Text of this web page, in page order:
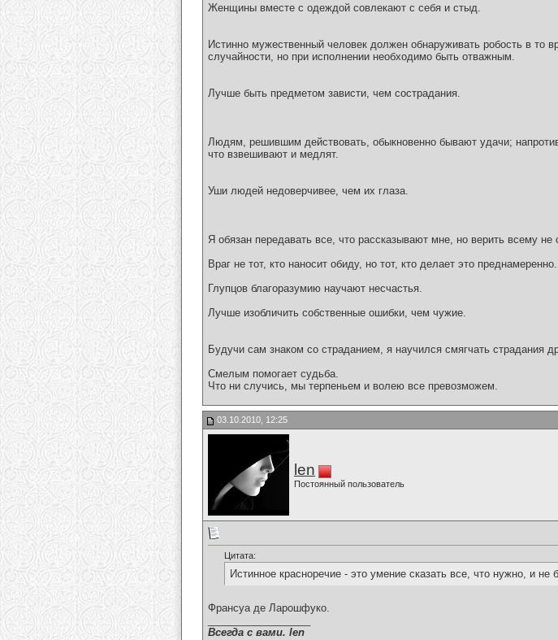
Женщины вместе с одеждой совлекают с себя и стыд.
Истинно мужественный человек должен обнаруживать робость в то
случайности, но при исполнении необходимо быть отважным.
Лучше быть предметом зависти, чем сострадания.
Людям, решившим действовать, обыкновенно бывают удачи;
что взвешивают и медлят.
Уши людей недоверчивее, чем их глаза.
Я обязан передавать все, что рассказывают мне, но верить всему не
Враг не тот, кто наносит обиду, но тот, кто делает это преднамеренно.
Глупцов благоразумию научают несчастья.
Лучше изобличить собственные ошибки, чем чужие.
Будучи сам знаком со страданием, я научился смягчать страдания
Смелым помогает судьба.
Что ни случись, мы терпеньем и волею все превозможем.
03.10.2010, 12:25
len
Постоянный пользователь
Цитата:
Истинное красноречие - это умение сказать все, что нужно, и
Франсуа де Ларошфуко.
Всегда с вами. len